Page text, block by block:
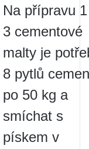
Na přípravu
3 cementové
malty je
8 pytlů
po 50 kg a
smíchat s
pískem v